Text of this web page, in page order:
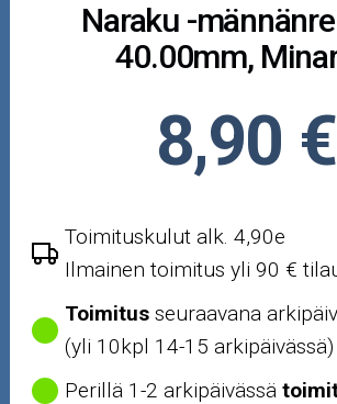
Ajovarusteet
Nastarenkaat
Renkaat ja vanteet
Työkalut
Outlet-tuotteet
Naraku -
40.00mm,
8,90 €
Toimituskulut alk. 4,90e
Ilmainen toimitus yli 90 €
Toimitus seuraavana
(yli 10kpl 14-15 arkipäivässä)
Perillä 1-2 arkipäivässä